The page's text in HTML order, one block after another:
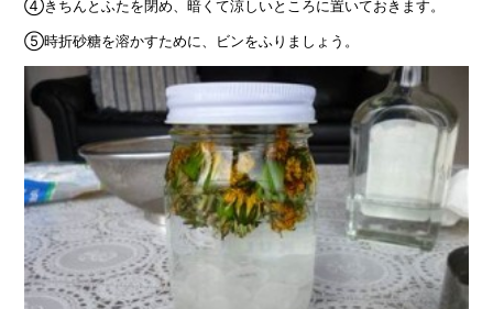
④きちんとふたを閉め、暗くて涼しいところに置いておきます。
⑤時折砂糖を溶かすために、ビンをふりましょう。